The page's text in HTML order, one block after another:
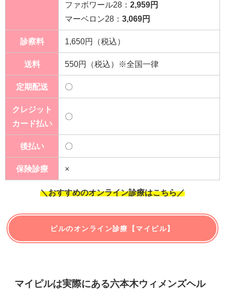
ファボワール28： 2,959円
マーベロン28： 3,069円
診察料 1,650円（税込）
送料 550円（税込）※全国一律
定期配送 〇
クレジット
カード払い
〇
後払い 〇
保険診療 ×
＼おすすめのオンライン診療はこちら／
ピルのオンライン診療【マイピル】
マイピルは実際にある六本木ウィメンズヘル